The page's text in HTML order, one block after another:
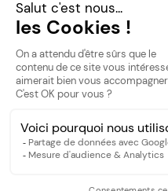
Nos solutions
Nos cabinets
Mon espace client